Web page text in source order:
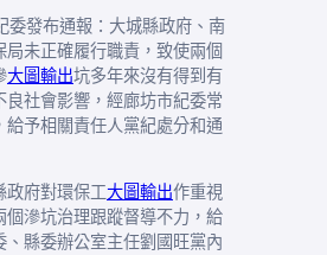
委發布通報：大城縣政府、南
局未正確履行職責，致使兩個
大圖輸出坑多年來沒有得到有
良社會影響，經廊坊市紀委常
給予相關責任人黨紀處分和通
政府對環保工大圖輸出作重視
個滲坑治理跟蹤督導不力，給
、縣委辦公室主任劉國旺黨內